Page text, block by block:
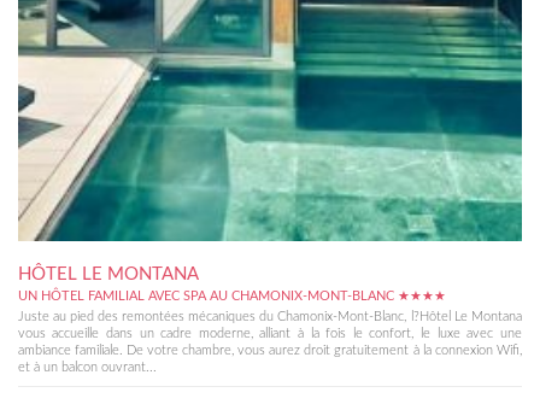
HÔTEL LE MONTANA
UN HÔTEL FAMILIAL AVEC SPA AU CHAMONIX-MONT-BLANC ★★★★
Juste au pied des remontées mécaniques du Chamonix-Mont-Blanc, l?Hôtel Le Montana
vous accueille dans un cadre moderne, alliant à la fois le confort, le luxe avec une
ambiance familiale. De votre chambre, vous aurez droit gratuitement à la connexion Wifi,
et à un balcon ouvrant...